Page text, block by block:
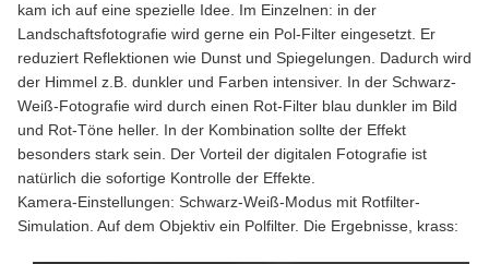
kam ich auf eine spezielle Idee. Im Einzelnen: in der
Landschaftsfotografie wird gerne ein Pol-Filter eingesetzt. Er
reduziert Reflektionen wie Dunst und Spiegelungen. Dadurch wird
der Himmel z.B. dunkler und Farben intensiver. In der Schwarz-
Weiß-Fotografie wird durch einen Rot-Filter blau dunkler im Bild
und Rot-Töne heller. In der Kombination sollte der Effekt
besonders stark sein. Der Vorteil der digitalen Fotografie ist
natürlich die sofortige Kontrolle der Effekte.
Kamera-Einstellungen: Schwarz-Weiß-Modus mit Rotfilter-
Simulation. Auf dem Objektiv ein Polfilter. Die Ergebnisse, krass: